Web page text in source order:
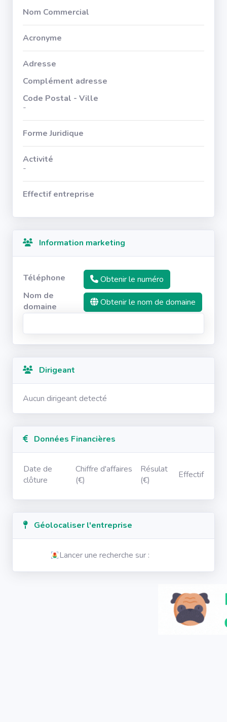
Nom Commercial
Acronyme
Adresse
Complément adresse
Code Postal - Ville
-
Forme Juridique
Activité
-
Effectif entreprise
Information marketing
Téléphone
Obtenir le numéro
Nom de
domaine
Obtenir le nom de domaine
Dirigeant
Aucun dirigeant detecté
Données Financières
Date de
clôture
Chiffre d'affaires
(€)
Résulat
(€)
Effectif
Géolocaliser l'entreprise
Lancer une recherche sur :